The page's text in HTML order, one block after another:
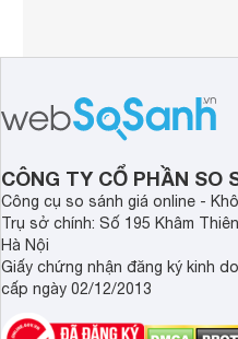
CÔNG TY CỔ PHẦN SO
Công cụ so sánh giá online -
Trụ sở chính: Số 195 Khâm
Hà Nội
Giấy chứng nhận đăng ký kinh
cấp ngày 02/12/2013